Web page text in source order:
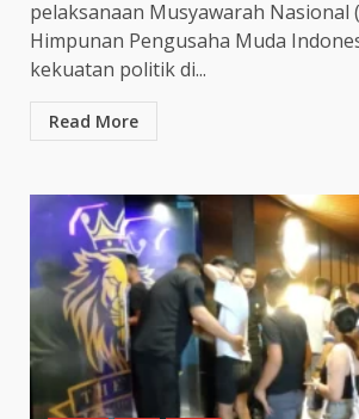
pelaksanaan Musyawarah Nasional
Himpunan Pengusaha Muda
kekuatan politik di...
Read More